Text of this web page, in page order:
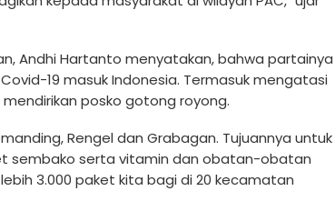
Andhi Hartanto menyatakan, bahwa partainya
19 masuk Indonesia. Termasuk mengatasi
posko gotong royong.
Rengel dan Grabagan. Tujuannya untuk
sembako serta vitamin dan obatan-obatan
3.000 paket kita bagi di 20 kecamatan